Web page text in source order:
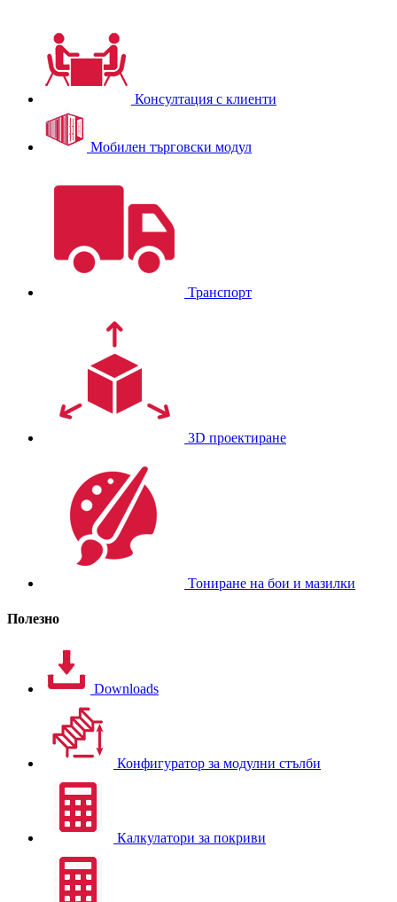
Консултация с клиенти
Мобилен търговски модул
Транспорт
3D проектиране
Тониране на бои и мазилки
Полезно
Downloads
Конфигуратор за модулни стълби
Калкулатори за покриви